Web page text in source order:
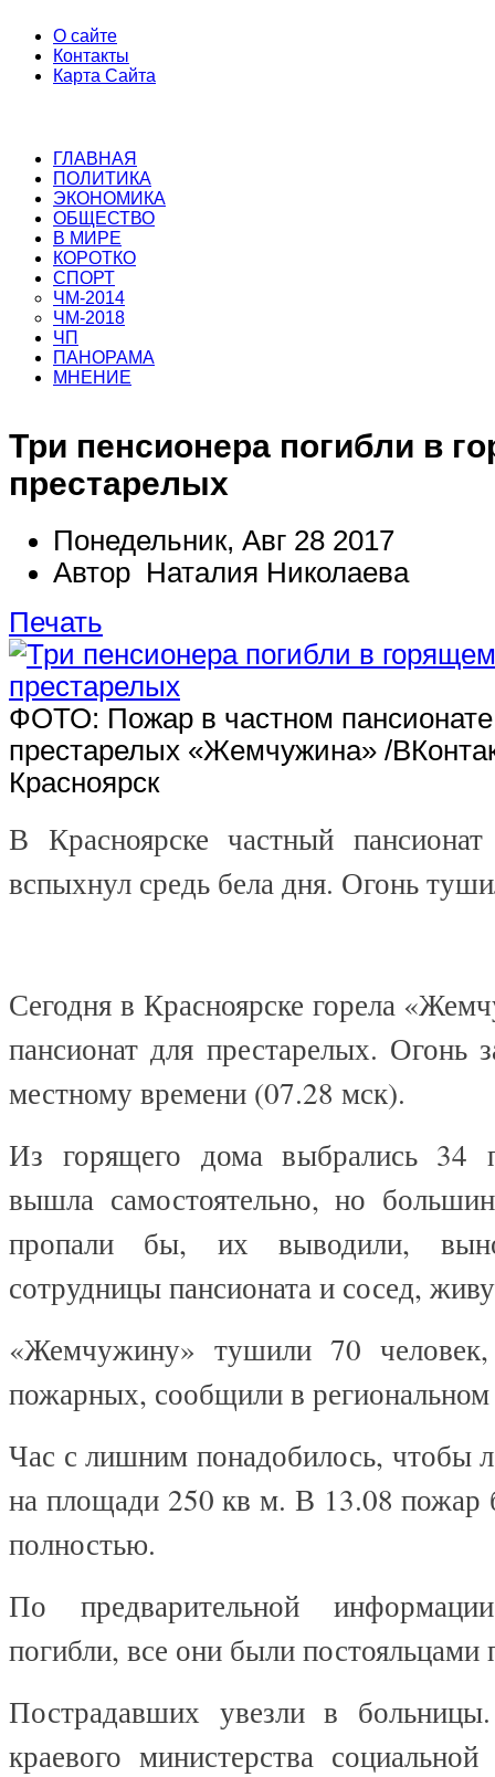
О сайте
Контакты
Карта Сайта
ГЛАВНАЯ
ПОЛИТИКА
ЭКОНОМИКА
ОБЩЕСТВО
В МИРЕ
КОРОТКО
СПОРТ
ЧМ-2014
ЧМ-2018
ЧП
ПАНОРАМА
МНЕНИЕ
Три пенсионера погибли в
престарелых
Понедельник, Авг 28 2017
Автор Наталия Николаева
Печать
ФОТО: Пожар в частном
престарелых «Жемчужина» /
Красноярск
В Красноярске частный
вспыхнул средь бела дня. Огонь
Сегодня в Красноярске горела
пансионат для престарелых. Огонь
местному времени (07.28 мск).
Из горящего дома выбрались 34
вышла самостоятельно, но
пропали бы, их выводили,
сотрудницы пансионата и сосед,
«Жемчужину» тушили 70
пожарных, сообщили в
Час с лишним понадобилось, чтобы
на площади 250 кв м. В 13.08 пожар
полностью.
По предварительной
погибли, все они были постояльцами
Пострадавших увезли в
краевого министерства